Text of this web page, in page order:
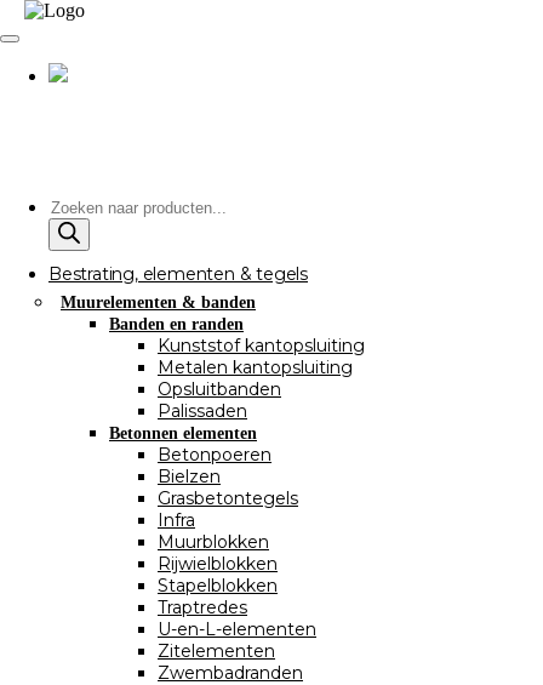
Producten
zoeken
Bestrating, elementen & tegels
Muurelementen & banden
Banden en randen
Kunststof kantopsluiting
Metalen kantopsluiting
Opsluitbanden
Palissaden
Betonnen elementen
Betonpoeren
Bielzen
Grasbetontegels
Infra
Muurblokken
Rijwielblokken
Stapelblokken
Traptredes
U-en-L-elementen
Zitelementen
Zwembadranden